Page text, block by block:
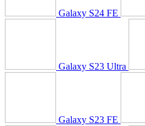
Galaxy S24 FE
Galaxy S23 Ultra
Galaxy S23 FE